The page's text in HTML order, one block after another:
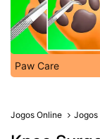
Paw Care
Jogos Online Jogos